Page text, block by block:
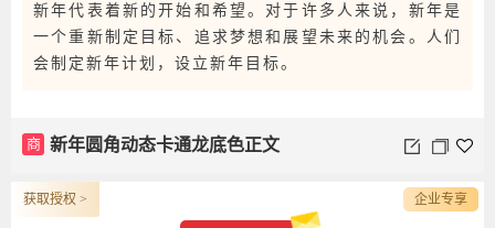
新年代表着新的开始和希望。对于许多人来说，新年是
一个重新制定目标、追求梦想和展望未来的机会。人们
会制定新年计划，设立新年目标。
商 新年圆角动态卡通龙底色正文
获取授权 > 企业专享